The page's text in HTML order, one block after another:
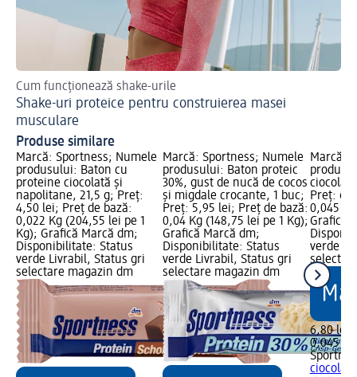
Cum funcționează shake-urile
Shake-uri proteice pentru construierea masei
musculare
Produse similare
Marcă: Sportness; Numele
produsului: Baton cu
proteine ciocolată și
napolitane, 21,5 g; Preț:
4,50 lei; Preț de bază:
0,022 Kg (204,55 lei pe 1
Kg); Grafică Marcă dm;
Disponibilitate: Status
verde Livrabil, Status gri
selectare magazin dm
Marcă: Sportness; Numele
produsului: Baton proteic
30%, gust de nucă de cocos
și migdale crocante, 1 buc;
Preț: 5,95 lei; Preț de bază:
0,04 Kg (148,75 lei pe 1 Kg);
Grafică Marcă dm;
Disponibilitate: Status
verde Livrabil, Status gri
selectare magazin dm
Marcă:
Preț:
0,045 Kg
Grafică
verde
6,80 lei
0,045 Kg